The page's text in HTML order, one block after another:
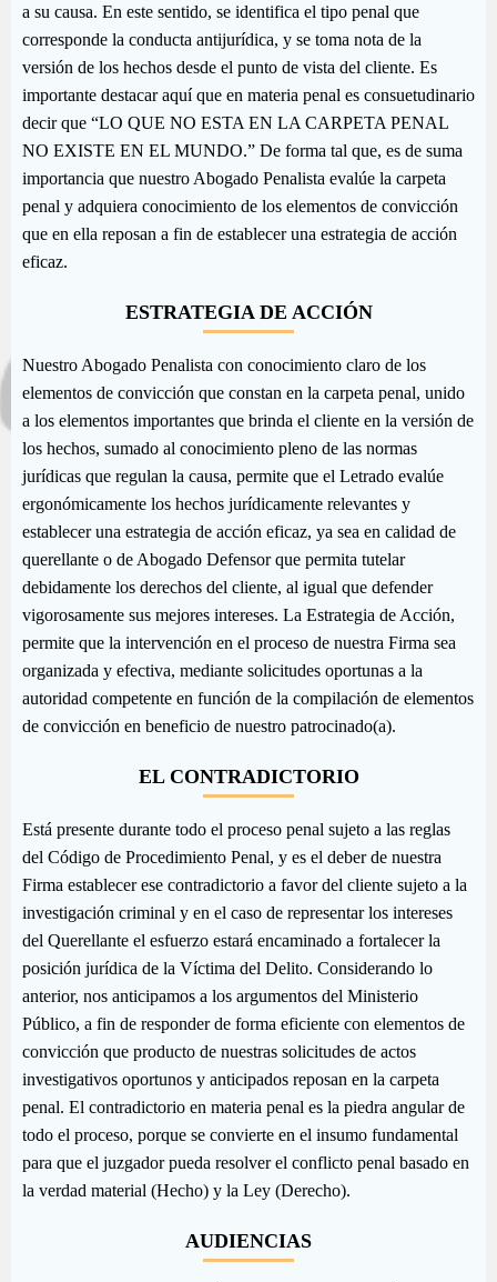
a su causa. En este sentido, se identifica el tipo penal que
corresponde la conducta antijurídica, y se toma nota de la
versión de los hechos desde el punto de vista del cliente. Es
importante destacar aquí que en materia penal es consuetudinario
decir que “LO QUE NO ESTA EN LA CARPETA PENAL
NO EXISTE EN EL MUNDO.” De forma tal que, es de suma
importancia que nuestro Abogado Penalista evalúe la carpeta
penal y adquiera conocimiento de los elementos de convicción
que en ella reposan a fin de establecer una estrategia de acción
eficaz.
ESTRATEGIA DE ACCIÓN
Nuestro Abogado Penalista con conocimiento claro de los
elementos de convicción que constan en la carpeta penal, unido
a los elementos importantes que brinda el cliente en la versión de
los hechos, sumado al conocimiento pleno de las normas
jurídicas que regulan la causa, permite que el Letrado evalúe
ergonómicamente los hechos jurídicamente relevantes y
establecer una estrategia de acción eficaz, ya sea en calidad de
querellante o de Abogado Defensor que permita tutelar
debidamente los derechos del cliente, al igual que defender
vigorosamente sus mejores intereses. La Estrategia de Acción,
permite que la intervención en el proceso de nuestra Firma sea
organizada y efectiva, mediante solicitudes oportunas a la
autoridad competente en función de la compilación de elementos
de convicción en beneficio de nuestro patrocinado(a).
EL CONTRADICTORIO
Está presente durante todo el proceso penal sujeto a las reglas
del Código de Procedimiento Penal, y es el deber de nuestra
Firma establecer ese contradictorio a favor del cliente sujeto a la
investigación criminal y en el caso de representar los intereses
del Querellante el esfuerzo estará encaminado a fortalecer la
posición jurídica de la Víctima del Delito. Considerando lo
anterior, nos anticipamos a los argumentos del Ministerio
Público, a fin de responder de forma eficiente con elementos de
convicción que producto de nuestras solicitudes de actos
investigativos oportunos y anticipados reposan en la carpeta
penal. El contradictorio en materia penal es la piedra angular de
todo el proceso, porque se convierte en el insumo fundamental
para que el juzgador pueda resolver el conflicto penal basado en
la verdad material (Hecho) y la Ley (Derecho).
AUDIENCIAS